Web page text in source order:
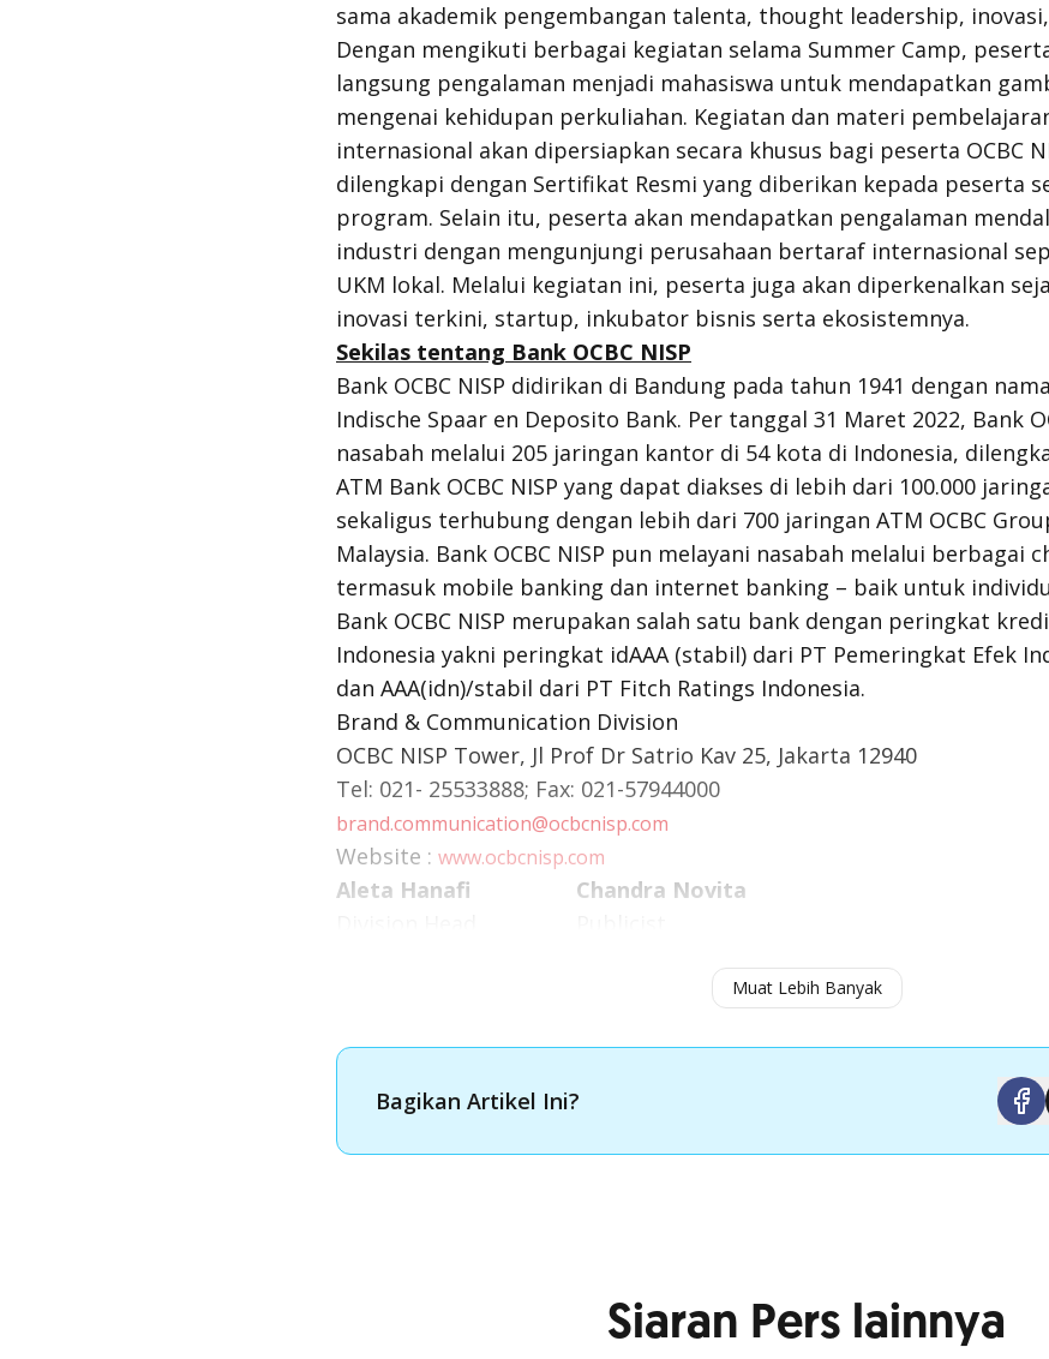
sama akademik pengembangan talenta, thought leadership,
Dengan mengikuti berbagai kegiatan selama Summer Camp,
langsung pengalaman menjadi mahasiswa untuk mendapatkan
mengenai kehidupan perkuliahan. Kegiatan dan materi
internasional akan dipersiapkan secara khusus bagi peserta OCBC
dilengkapi dengan Sertifikat Resmi yang diberikan kepada peserta
program. Selain itu, peserta akan mendapatkan pengalaman
industri dengan mengunjungi perusahaan bertaraf internasional
UKM lokal. Melalui kegiatan ini, peserta juga akan diperkenalkan
inovasi terkini, startup, inkubator bisnis serta ekosistemnya.
Sekilas tentang Bank OCBC NISP
Bank OCBC NISP didirikan di Bandung pada tahun 1941 dengan
Indische Spaar en Deposito Bank. Per tanggal 31 Maret 2022, Bank
nasabah melalui 205 jaringan kantor di 54 kota di Indonesia,
ATM Bank OCBC NISP yang dapat diakses di lebih dari 100.000
sekaligus terhubung dengan lebih dari 700 jaringan ATM OCBC
Malaysia. Bank OCBC NISP pun melayani nasabah melalui berbagai
termasuk mobile banking dan internet banking – baik untuk
Bank OCBC NISP merupakan salah satu bank dengan peringkat
Indonesia yakni peringkat idAAA (stabil) dari PT Pemeringkat Efek
dan AAA(idn)/stabil dari PT Fitch Ratings Indonesia.
Brand & Communication Division
OCBC NISP Tower, Jl Prof Dr Satrio Kav 25, Jakarta 12940
Tel: 021- 25533888; Fax: 021-57944000
brand.communication@ocbcnisp.com
Website : www.ocbcnisp.com
Aleta Hanafi
Chandra Novita
Mobile: 62-8111071069Muat Lebih Banyak
Bagikan Artikel Ini?
Siaran Pers lainnya